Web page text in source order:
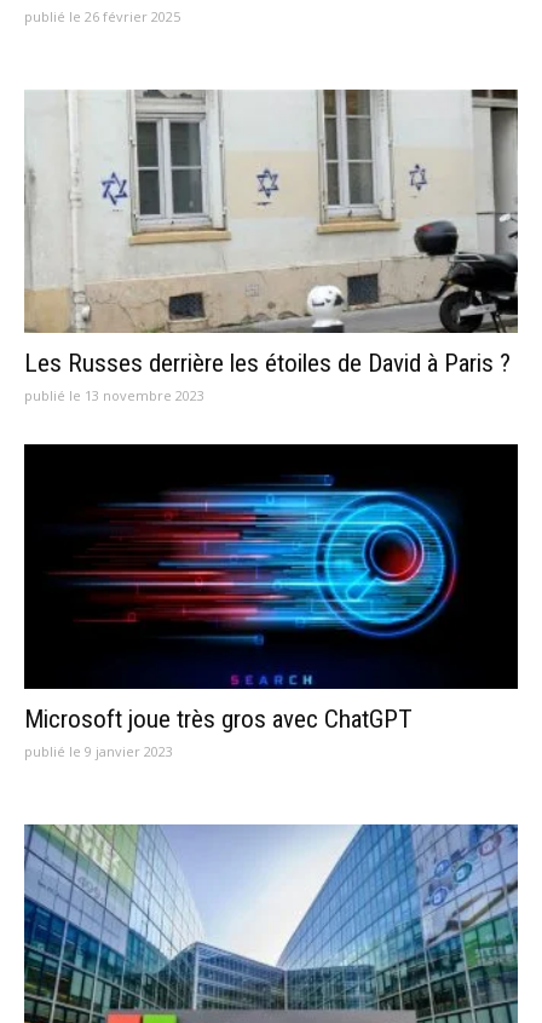
publié le 26 février 2025
Les Russes derrière les étoiles de David à Paris ?
publié le 13 novembre 2023
Microsoft joue très gros avec ChatGPT
publié le 9 janvier 2023